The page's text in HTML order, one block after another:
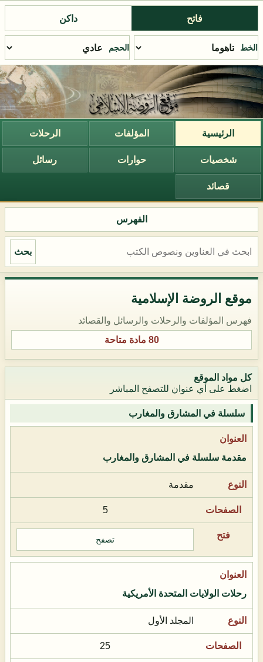
فاتح داكن
الخط الحجم
الرئيسية المؤلفات الرحلات
شخصيات حوارات رسائل
قصائد
الفهرس
بحث
موقع الروضة الإسلامية
فهرس المؤلفات والرحلات والرسائل والقصائد
80 مادة متاحة
كل مواد الموقع
اضغط على أي عنوان للتصفح المباشر
سلسلة في المشارق والمغارب
مقدمة سلسلة في المشارق والمغارب
مقدمة
5
تصفح
رحلات الولايات المتحدة الأمريكية
المجلد الأول
25